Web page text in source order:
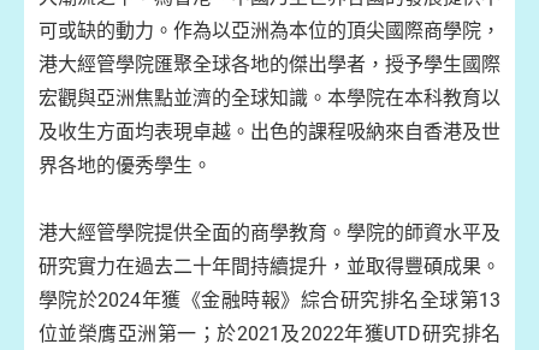
可或缺的動力。作為以亞洲為本位的頂尖國際商學院，
港大經管學院匯聚全球各地的傑出學者，授予學生國際
宏觀與亞洲焦點並濟的全球知識。本學院在本科教育以
及收生方面均表現卓越。出色的課程吸納來自香港及世
界各地的優秀學生。
港大經管學院提供全面的商學教育。學院的師資水平及
研究實力在過去二十年間持續提升，並取得豐碩成果。
學院於2024年獲《金融時報》綜合研究排名全球第13
位並榮膺亞洲第一；於2021及2022年獲UTD研究排名